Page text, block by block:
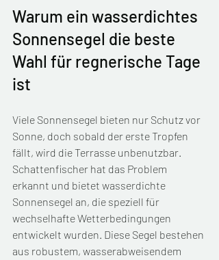
Warum ein wasserdichtes
Sonnensegel die beste
Wahl für regnerische Tage
ist
Viele Sonnensegel bieten nur Schutz vor
Sonne, doch sobald der erste Tropfen
fällt, wird die Terrasse unbenutzbar.
Schattenfischer hat das Problem
erkannt und bietet wasserdichte
Sonnensegel an, die speziell für
wechselhafte Wetterbedingungen
entwickelt wurden. Diese Segel bestehen
aus robustem, wasserabweisendem